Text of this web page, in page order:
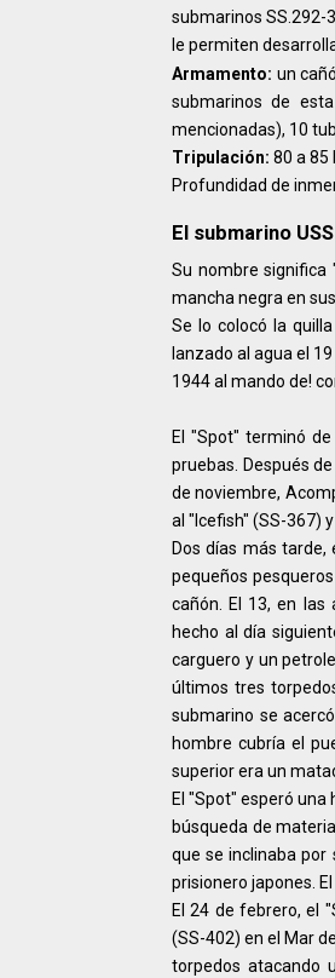
submarinos SS.292-
le permiten
Armamento: un
submarinos de
mencionadas), 10
Tripulación: 80 a 85
Profundidad de
El submarino
Su nombre significa
mancha negra en
Se lo colocó la
lanzado al agua el
1944 al mando de!
El "Spot" terminó
pruebas. Después
de noviembre,
al "Icefish" (SS-367)
Dos días más
pequeños
cañón. El 13, en las
hecho al día
carguero y un
últimos tres
submarino se
hombre cubría el
superior era un
El "Spot" esperó
búsqueda de
que se inclinaba por
prisionero japones.
El 24 de febrero, el
(SS-402) en el Mar
torpedos atacando